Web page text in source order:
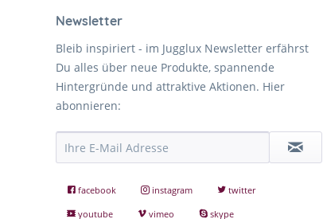
Newsletter
Bleib inspiriert - im Jugglux Newsletter erfährst
Du alles über neue Produkte, spannende
Hintergründe und attraktive Aktionen. Hier
abonnieren:
facebook instagram
twitter
youtube
vimeo skype